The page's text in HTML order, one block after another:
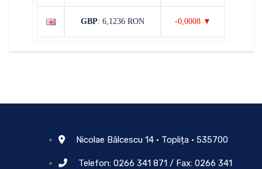
GBP: 6,1236 RON -0,0008 ▼
Nicolae Bălcescu 14 • Toplița • 535700
Telefon: 0266 341 871 / Fax: 0266 341